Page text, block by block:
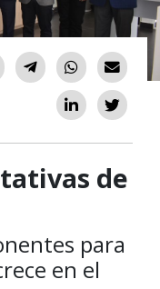
de
para
en el